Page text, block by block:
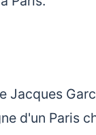
Jacques
d'un Paris